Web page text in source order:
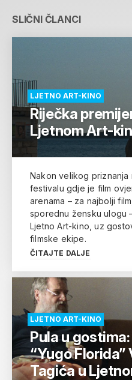
SLIČNI ČLANCI
LJETNO ART-KINO
Riječka
Ljetnom Art-
Nakon velikog priznanja
festivalu gdje je film
arenama – za najbolji
sporednu žensku ulogu
Ljetno Art-kino, uz
filmske ekipe.
ČITAJTE DALJE
LJETNO ART-KINO
Pula u
“Yugo Florida”
Tagića u